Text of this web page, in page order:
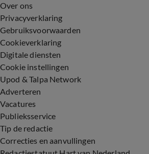
Over ons
Privacyverklaring
Gebruiksvoorwaarden
Cookieverklaring
Digitale diensten
Cookie instellingen
Upod & Talpa Network
Adverteren
Vacatures
Publieksservice
Tip de redactie
Correcties en aanvullingen